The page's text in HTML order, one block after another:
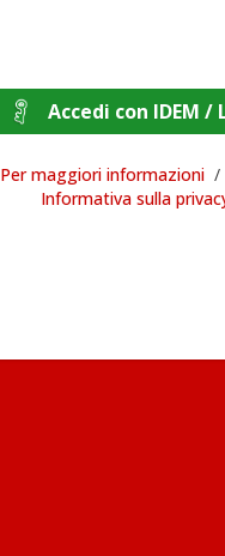
Accedi con
Per maggiori informazioni /
Informativa sulla